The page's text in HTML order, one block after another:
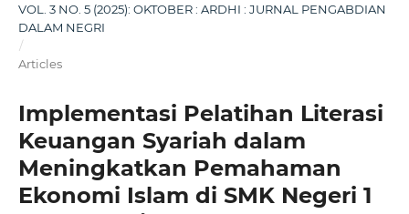
VOL. 3 NO. 5 (2025): OKTOBER : ARDHI : JURNAL PENGABDIAN
DALAM NEGRI
/
Articles
Implementasi Pelatihan Literasi
Keuangan Syariah dalam
Meningkatkan Pemahaman
Ekonomi Islam di SMK Negeri 1